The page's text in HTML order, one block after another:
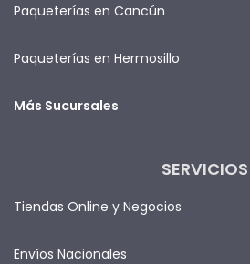
Paqueterías en Cancún
Paqueterías en Hermosillo
Más Sucursales
SERVICIOS
Tiendas Online y Negocios
Envíos Nacionales